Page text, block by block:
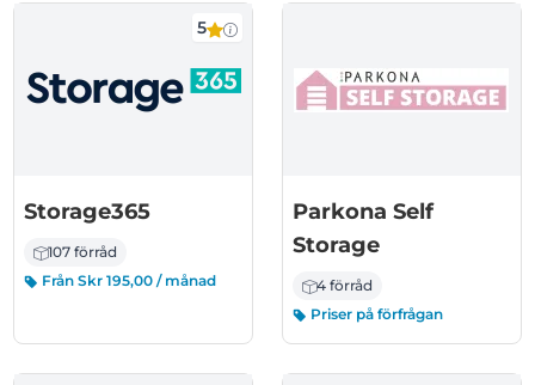
5
Storage365
107 förråd
Från Skr 195,00 / månad
Parkona Self
Storage
4 förråd
Priser på förfrågan